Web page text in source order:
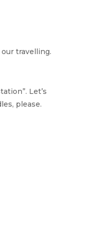
our travelling.
Let’s
please.